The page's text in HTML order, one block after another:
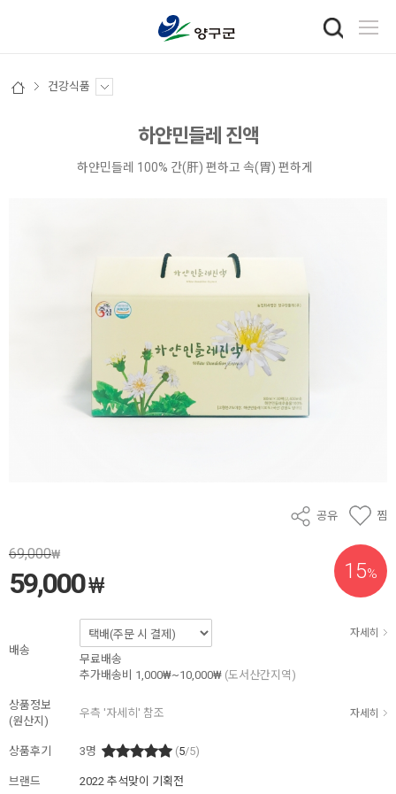
건강식품
하얀민들레 진액
하얀민들레 100% 간(肝) 편하고 속(胃) 편하게
공유 찜
15%
69,000₩
59,000₩
배송
자세히
무료배송
추가배송비
1,000₩~10,000₩ (도서산간지역)
상품정보
(원산지)
우측 '자세히' 참조 자세히
상품후기 3명 (5/5)
브랜드 2022 추석맞이 기획전